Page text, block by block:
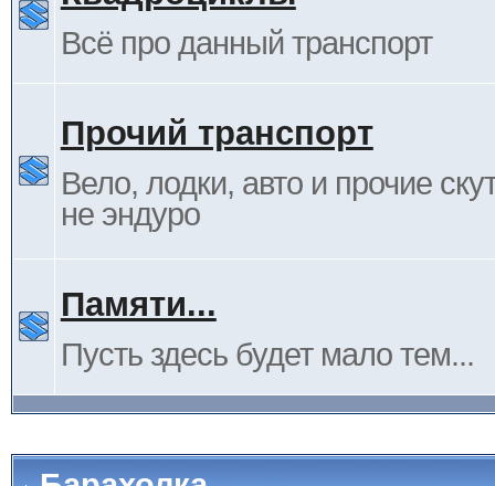
Всё про данный транспорт
Прочий транспорт
Вело, лодки, авто и прочие
не эндуро
Памяти...
Пусть здесь будет мало тем...